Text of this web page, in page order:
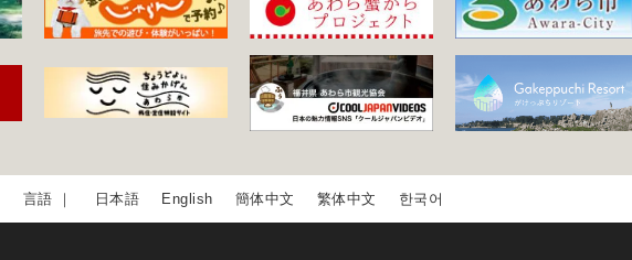
日本語 English 簡体中文 繁体中文 한국어